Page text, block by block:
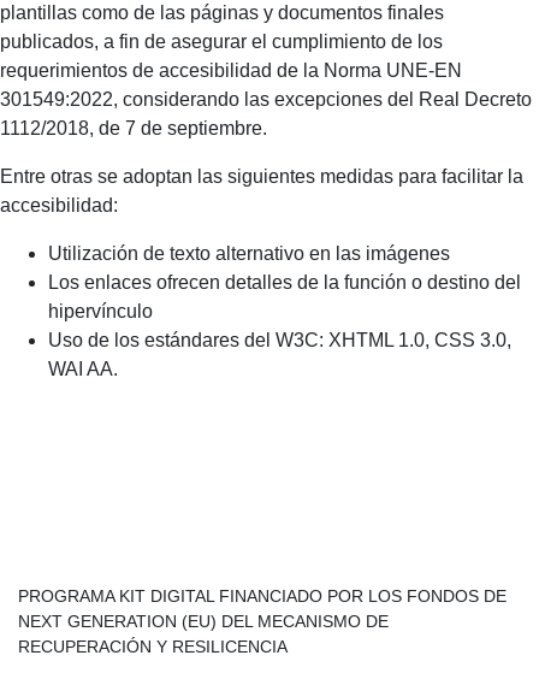
plantillas como de las páginas y documentos finales
publicados, a fin de asegurar el cumplimiento de los
requerimientos de accesibilidad de la Norma UNE-EN
301549:2022, considerando las excepciones del Real Decreto
1112/2018, de 7 de septiembre.
Entre otras se adoptan las siguientes medidas para facilitar la
accesibilidad:
Utilización de texto alternativo en las imágenes
Los enlaces ofrecen detalles de la función o destino del
hipervínculo
Uso de los estándares del W3C: XHTML 1.0, CSS 3.0,
WAI AA.
PROGRAMA KIT DIGITAL FINANCIADO POR LOS FONDOS DE
NEXT GENERATION (EU) DEL MECANISMO DE
RECUPERACIÓN Y RESILICENCIA